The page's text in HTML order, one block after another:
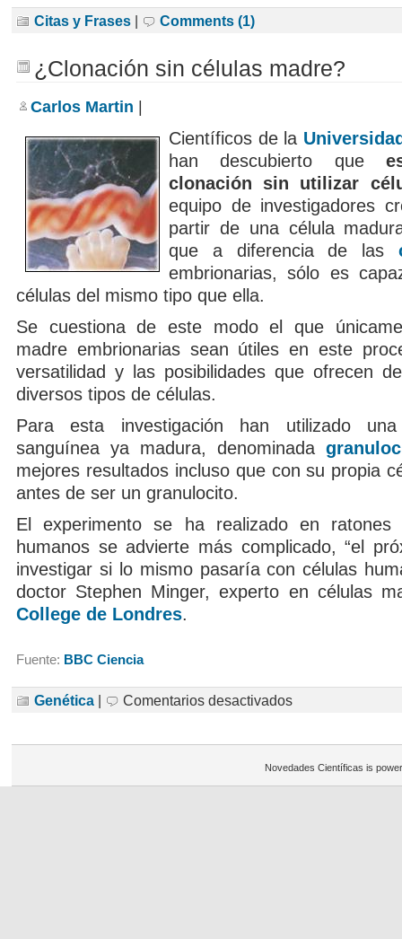
Citas y Frases | Comments (1)
¿Clonación sin células madre?
Carlos Martin
Científicos de la
han descubierto que
clonación sin utilizar
equipo de investigadores
partir de una célula
que a diferencia de las
embrionarias, sólo es
células del mismo tipo que ella.
Se cuestiona de este modo el que
madre embrionarias sean útiles en este
versatilidad y las posibilidades que ofrecen
diversos tipos de células.
Para esta investigación han utilizado
sanguínea ya madura, denominada
mejores resultados incluso que con su propia
antes de ser un granulocito.
El experimento se ha realizado en
humanos se advierte más complicado, “el
investigar si lo mismo pasaría con células
doctor Stephen Minger, experto en células
College de Londres.
Fuente: BBC Ciencia
Genética | Comentarios desactivados
madre?
Novedades Científicas is